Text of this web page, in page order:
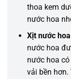
thoa kem
nước hoa
Xịt nước
nước hoa
nước hoa có
vải bền hơn.